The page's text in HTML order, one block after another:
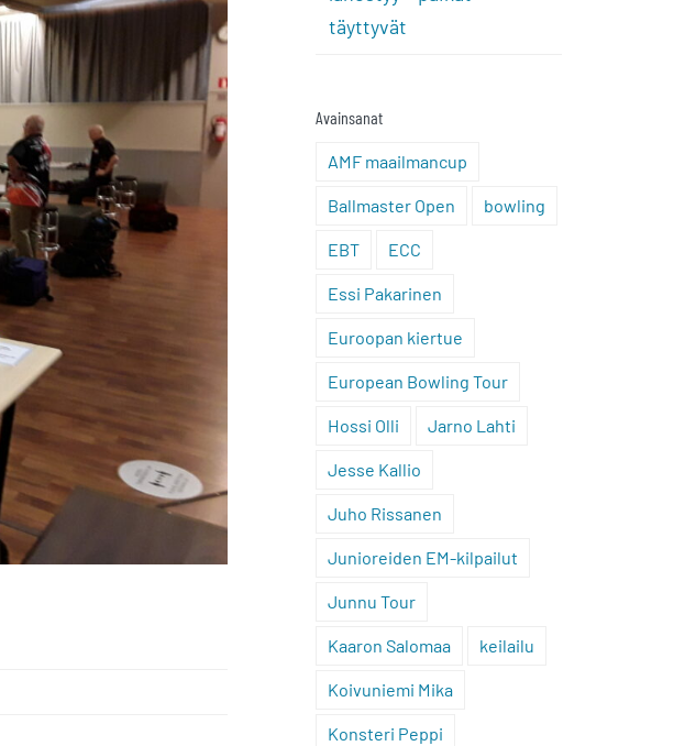
täyttyvät
Avainsanat
AMF maailmancup
Ballmaster Open bowling
EBT ECC
Essi Pakarinen
Euroopan kiertue
European Bowling Tour
Hossi Olli Jarno Lahti
Jesse Kallio
Juho Rissanen
Junioreiden EM-kilpailut
Junnu Tour
Kaaron Salomaa keilailu
Koivuniemi Mika
Konsteri Peppi